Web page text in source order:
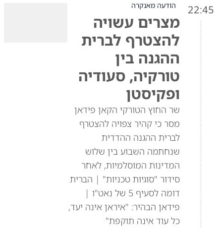
22:45 הודעה מאנקרה
מצרים עשויה
להצטרף לברית
ההגנה בין
טורקיה, סעודיה
ופקיסטן
שר החוץ הטורקי הקאן פידאן
מסר כי קהיר צפויה להצטרף
לברית ההגנה ההדדית
שנחתמה השבוע בין שלוש
המדינות המוסלמיות, לאחר
סידור "סוגיות טכניות" | הברית
דומה לסעיף 5 של נאט"ו |
פידאן הבהיר: "איראן אינה יעד,
כל עוד אינה תוקפת"